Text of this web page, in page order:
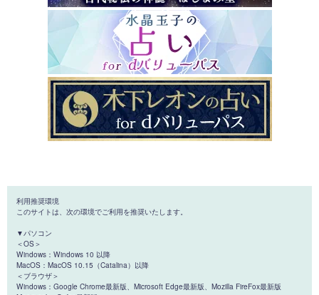
利用推奨環境
このサイトは、次の環境でご利用を推奨いたします。
▼パソコン
＜OS＞
Windows：Windows 10 以降
MacOS：MacOS 10.15（Catalina）以降
＜ブラウザ＞
Windows：Google Chrome最新版、Microsoft Edge最新版、Mozilla FireFox最新版